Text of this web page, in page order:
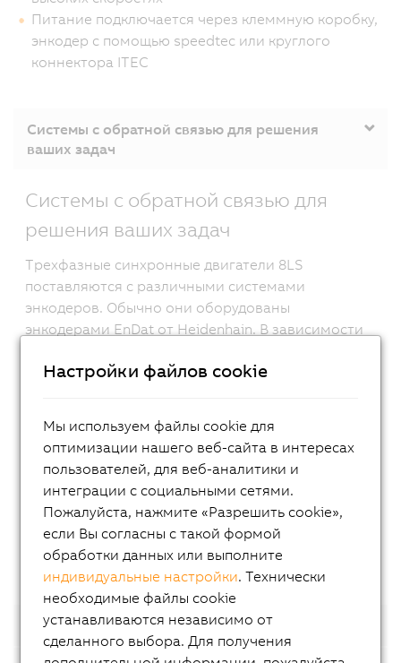
Питание подключается через клеммную коробку,
энкодер с помощью speedtec или круглого
коннектора ITEC
Системы с обратной связью для решения
ваших задач
Системы с обратной связью для
решения ваших задач
Трехфазные синхронные двигатели 8LS
поставляются с различными системами
энкодеров. Обычно они оборудованы
энкодерами EnDat от Heidenhain. В зависимости
стандартные энкодеры или энкодеры с высокой
позиции или дополнительных измерительных
систем на обрабатываемой детали. Трехфазные
синхронные двигатели 8LSN могут также
поставляться с резольверами для механизмов с
более низкой точностью и требованиями к
быстродействию.
Тип соединения
Настройки файлов cookie
Мы используем файлы cookie для
оптимизации нашего веб-сайта в интересах
пользователей, для веб-аналитики и
интеграции с социальными сетями.
Пожалуйста, нажмите «Разрешить cookie»,
если Вы согласны с такой формой
обработки данных или выполните
индивидуальные настройки. Технически
необходимые файлы cookie
устанавливаются независимо от
сделанного выбора. Для получения